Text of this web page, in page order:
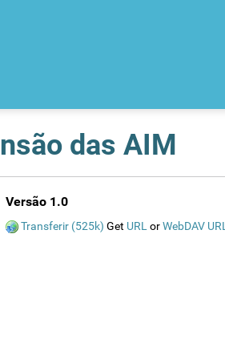
das AIM
Versão 1.0
Transferir (525k) Get URL orWebDAV URL